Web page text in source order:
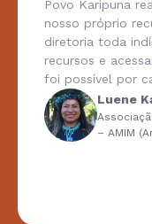
Povo Karipuna
nosso próprio
diretoria toda
recursos e
foi possível por
Luene
– AMIM